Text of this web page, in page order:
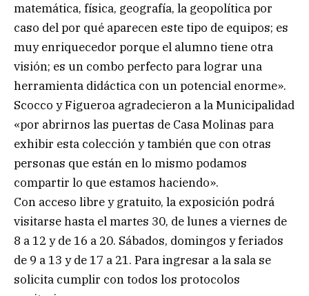
matemática, física, geografía, la geopolítica por
caso del por qué aparecen este tipo de equipos; es
muy enriquecedor porque el alumno tiene otra
visión; es un combo perfecto para lograr una
herramienta didáctica con un potencial enorme».
Scocco y Figueroa agradecieron a la Municipalidad
«por abrirnos las puertas de Casa Molinas para
exhibir esta colección y también que con otras
personas que están en lo mismo podamos
compartir lo que estamos haciendo».
Con acceso libre y gratuito, la exposición podrá
visitarse hasta el martes 30, de lunes a viernes de
8 a 12 y de 16 a 20. Sábados, domingos y feriados
de 9 a 13 y de 17 a 21. Para ingresar a la sala se
solicita cumplir con todos los protocolos